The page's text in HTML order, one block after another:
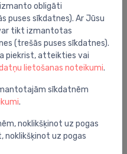
kastei
obligāti
puses sīkdatnes). Ar Jūsu
tikt izmantotas
(trešās puses sīkdatnes).
piekrist, atteikties vai
lietošanas noteikumi.
sīkdatnēm
.
noklikšķinot uz pogas
noklikšķinot uz pogas